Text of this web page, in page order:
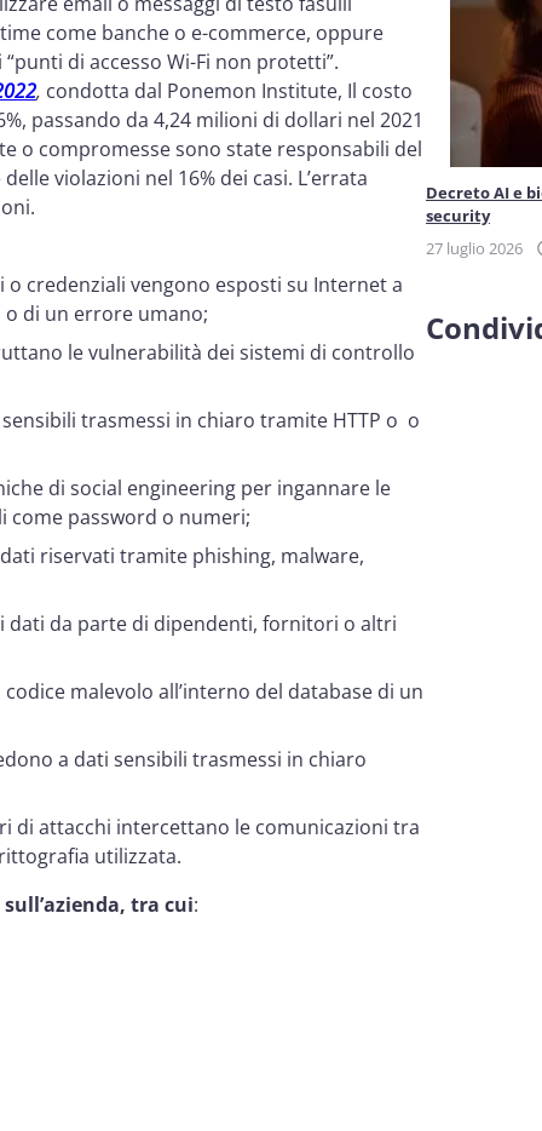
come banche o e-commerce, oppure
di accesso Wi-Fi non protetti”.
, condotta dal Ponemon Institute, Il costo
passando da 4,24 milioni di dollari nel 2021
o compromesse sono state responsabili del
violazioni nel 16% dei casi. L’errata
o credenziali vengono esposti su Internet a
di un errore umano;
le vulnerabilità dei sistemi di controllo
trasmessi in chiaro tramite HTTP o o
di social engineering per ingannare le
come password o numeri;
riservati tramite phishing, malware,
dati da parte di dipendenti, fornitori o altri
malevolo all’interno del database di un
a dati sensibili trasmessi in chiaro
di attacchi intercettano le comunicazioni tra
utilizzata.
tra cui:
Decreto AI e
security
27 luglio 2026